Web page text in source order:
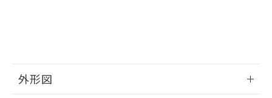
外形図
51物質の非含有証明書（当社基準）
※本証明書は発行日時点で非含有を証明す
るもので、過去に遡って非含有を証明する